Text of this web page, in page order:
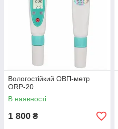
Вологостійкий ОВП-метр
ORP-20
В наявності
1 800 ₴